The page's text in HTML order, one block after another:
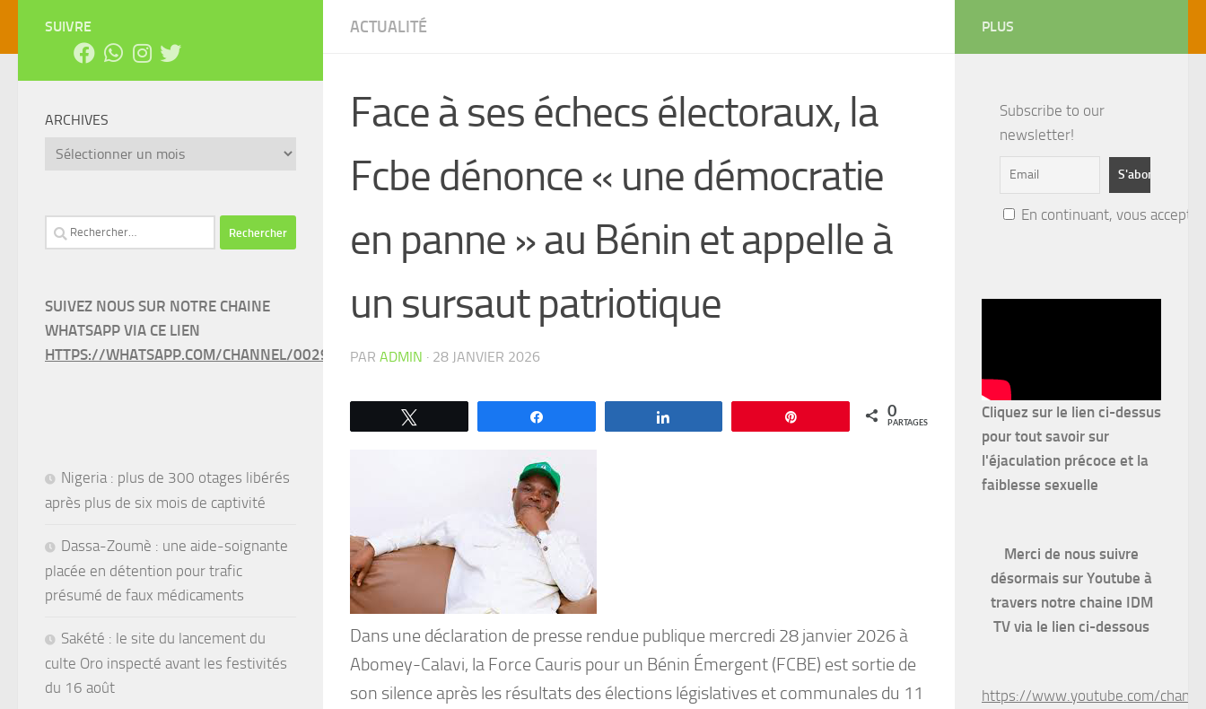
ACTUALITÉ
Face à ses échecs électoraux, la
Fcbe dénonce « une démocratie
en panne » au Bénin et appelle à
un sursaut patriotique
PAR ADMIN · 28 JANVIER 2026
0
PARTAGES
Dans une déclaration de presse rendue publique mercredi 28 janvier 2026 à
Abomey-Calavi, la Force Cauris pour un Bénin Émergent (FCBE) est sortie de
son silence après les résultats des élections législatives et communales du 11
SUIVRE
ARCHIVES
Archives
Rechercher :
SUIVEZ NOUS SUR NOTRE CHAINE
WHATSAPP VIA CE LIEN
HTTPS://WHATSAPP.COM/CHANNEL/0029VAEEL3LCCW4VC7IPMY0L
Nigeria : plus de 300 otages libérés
après plus de six mois de captivité
Dassa-Zoumè : une aide-soignante
placée en détention pour trafic
présumé de faux médicaments
Sakété : le site du lancement du
culte Oro inspecté avant les festivités
du 16 août
PLUS
Subscribe to our
newsletter!
En continuant, vous
Cliquez sur le lien ci-dessus
pour tout savoir sur
l'éjaculation précoce et la
faiblesse sexuelle
Merci de nous suivre
désormais sur Youtube à
travers notre chaine IDM
TV via le lien ci-dessous
https://www.youtube.com/